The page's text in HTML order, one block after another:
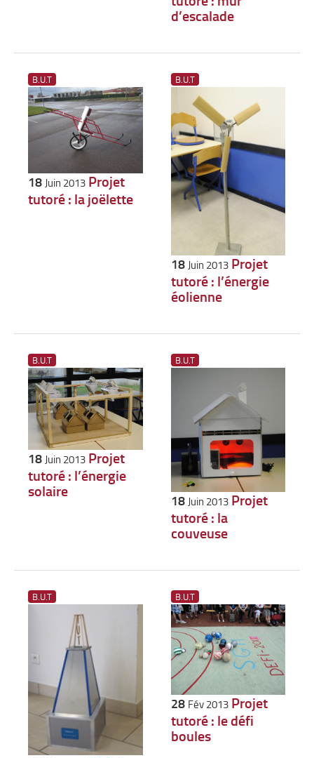
d’escalade
B.U.T
18 Juin 2013 Projet
tutoré : la joëlette
B.U.T
18 Juin 2013 Projet
tutoré : l’énergie
éolienne
B.U.T
18Juin 2013 Projet
tutoré : l’énergie
solaire
B.U.T
18 Juin 2013 Projet
tutoré : la
couveuse
B.U.T B.U.T
28 Fév 2013 Projet
tutoré : le défi
boules